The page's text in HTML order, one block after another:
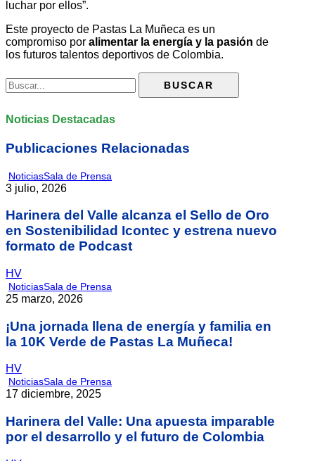
luchar por ellos”.
Este proyecto de Pastas La Muñeca es un
compromiso por alimentar la energía y la pasión de
los futuros talentos deportivos de Colombia.
Noticias Destacadas
Publicaciones Relacionadas
NoticiasSala de Prensa
3 julio, 2026
Harinera del Valle alcanza el Sello de Oro
en Sostenibilidad Icontec y estrena nuevo
formato de Podcast
HV
NoticiasSala de Prensa
25 marzo, 2026
¡Una jornada llena de energía y familia en
la 10K Verde de Pastas La Muñeca!
HV
NoticiasSala de Prensa
17 diciembre, 2025
Harinera del Valle: Una apuesta imparable
por el desarrollo y el futuro de Colombia